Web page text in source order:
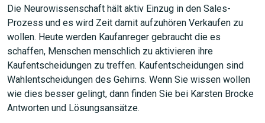
Die Neurowissenschaft hält aktiv Einzug in den Sales-
Prozess und es wird Zeit damit aufzuhören Verkaufen zu
wollen. Heute werden Kaufanreger gebraucht die es
schaffen, Menschen menschlich zu aktivieren ihre
Kaufentscheidungen zu treffen. Kaufentscheidungen sind
Wahlentscheidungen des Gehirns. Wenn Sie wissen wollen
wie dies besser gelingt, dann finden Sie bei Karsten Brocke
Antworten und Lösungsansätze.